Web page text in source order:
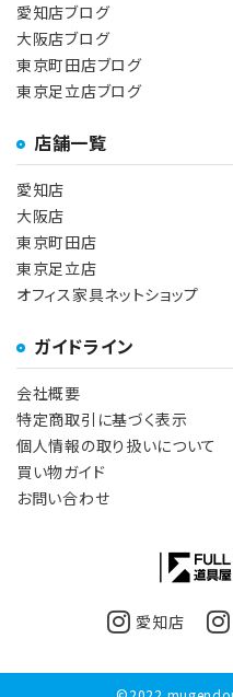
愛知店ブログ
大阪店ブログ
東京町田店ブログ
東京足立店ブログ
店舗一覧
愛知店
大阪店
東京町田店
東京足立店
オフィス家具ネットショップ
ガイドライン
会社概要
特定商取引に基づく表示
個人情報の取り扱いについて
買い物ガイド
お問い合わせ
愛知店